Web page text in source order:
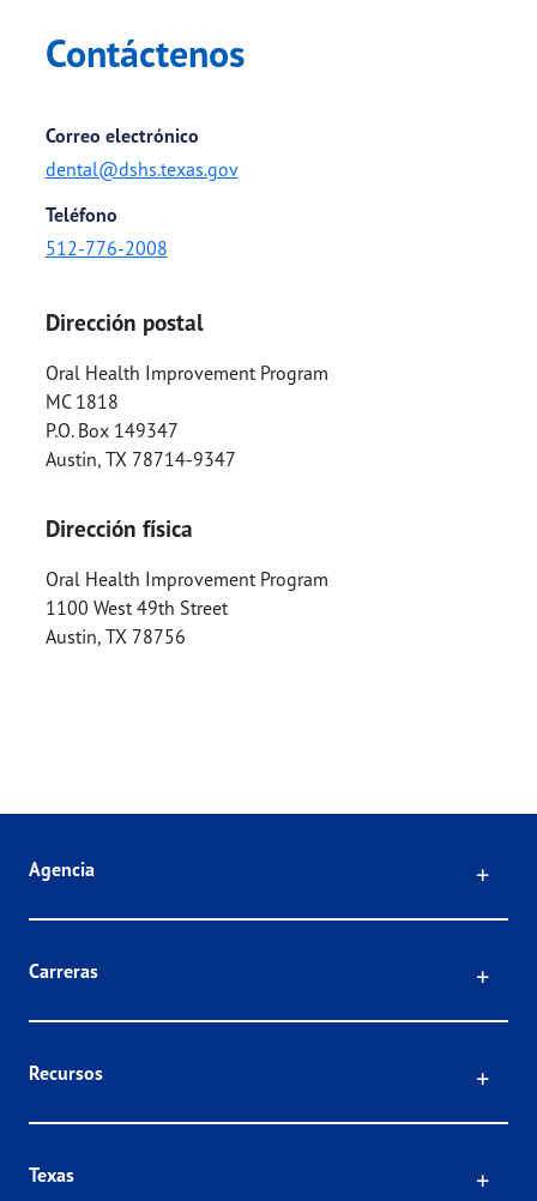
Contáctenos
Correo electrónico
dental@dshs.texas.gov
Teléfono
512-776-2008
Dirección postal
Oral Health Improvement Program
MC 1818
P.O. Box 149347
Austin, TX 78714-9347
Dirección física
Oral Health Improvement Program
1100 West 49th Street
Austin, TX 78756
Agencia
Carreras
Recursos
Texas